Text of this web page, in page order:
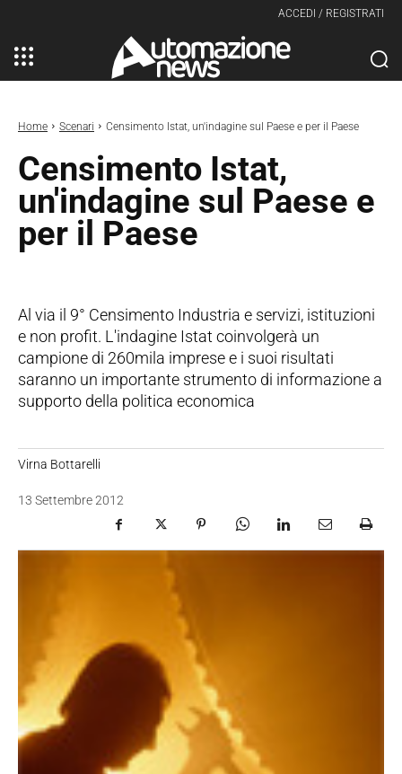
ACCEDI / REGISTRATI
Home Scenari Censimento Istat, un'indagine sul Paese e per il Paese
Censimento Istat,
un'indagine sul Paese e
per il Paese
Al via il 9° Censimento Industria e servizi, istituzioni
e non profit. L'indagine Istat coinvolgerà un
campione di 260mila imprese e i suoi risultati
saranno un importante strumento di informazione a
supporto della politica economica
Virna Bottarelli
13 Settembre 2012